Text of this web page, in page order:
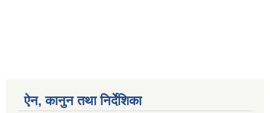
ऐन, कानुन तथा निर्देशिका